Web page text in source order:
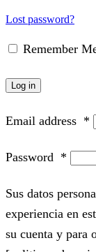
Lost password?
Remember
Log in
Email address *
Password *
Sus datos
experiencia en
su cuenta y para